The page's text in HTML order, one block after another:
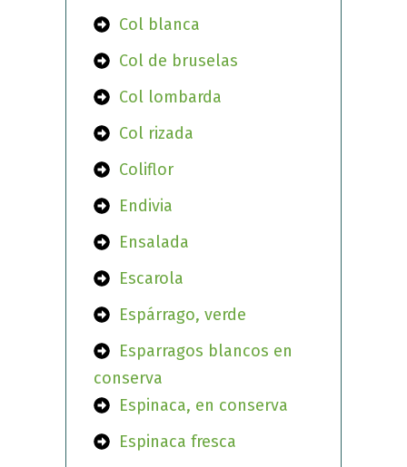
Col blanca
Col de bruselas
Col lombarda
Col rizada
Coliflor
Endivia
Ensalada
Escarola
Espárrago, verde
Esparragos blancos en
conserva
Espinaca, en conserva
Espinaca fresca